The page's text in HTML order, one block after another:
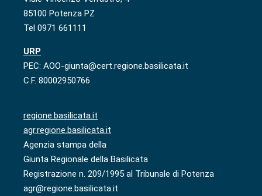
85100 Potenza PZ
Tel 0971 661111
URP
PEC: AOO-giunta@cert.regione.basilicata.it
C.F. 80002950766
regione.basilicata.it
agr.regione.basilicata.it
Agenzia stampa della
Giunta Regionale della Basilicata
Registrazione n. 209/1995 al Tribunale di Potenza
agr@regione.basilicata.it